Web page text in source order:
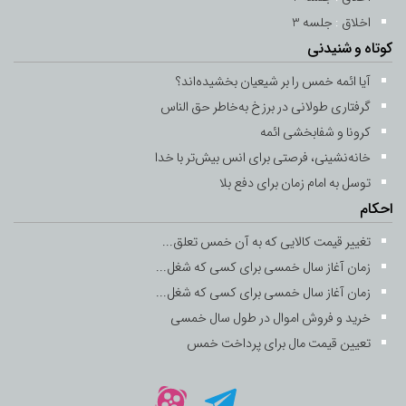
جلسه 13
6 اردیبهشت 1400
جلسه 14
7 اردیبهشت 1400 14 رمضان 1442
جلسه 15
-
جلسه 16
9 اردیبهشت 1400 -16 رمضان 1442
جلسه 17
10 اردیبهشت 1400 - 17 رمضان 1442
اخلاق : جلسه 3
کوتاه و شنیدنی
آیا ائمه خمس را بر شیعیان بخشیده‌اند؟
گرفتاری طولانی در برزخ به‌خاطر حق ‌الناس
کرونا و شفابخشی ائمه
خانه‌نشینی، فرصتی برای انس بیش‌تر با خدا
توسل به امام زمان برای دفع بلا
احکام
تغییر قیمت کالایی که به آن خمس تعلق...
زمان آغاز سال خمسی برای کسی که شغل...
زمان آغاز سال خمسی برای کسی که شغل...
خرید و فروش اموال در طول سال خمسی
تعیین قیمت مال برای پرداخت خمس